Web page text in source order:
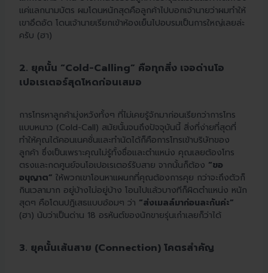
แค่แลกนามบัตร ผมโดนหนักสุดคือลูกค้าไปบอกเจ้านายว่าผมทำให้
เขาอึดอัด โดนเจ้านายเรียกเข้าห้องเย็นไปอบรมเป็นการใหญ่เลยล่ะ
ครับ (ฮา)
2. ยุคนั้น “Cold-Calling” คือทุกสิ่ง เจอด่านโอ
เปอเรเตอร์สุดโหดก่อนเสมอ
การโทรหาลูกค้ามุ่งหวังทั้งๆ ที่ไม่เคยรู้จักมาก่อนเรียกว่าการโทร
แบบหนาว (Cold-Call) สมัยนั้นจนถึงปัจจุบันนี้ สิ่งที่ง่ายที่สุดที่
ทำให้คุณได้คอนเนคชั่นและทำนัดได้ก็คือการโทรเข้าบริษัทของ
ลูกค้า ซึ่งเป็นเพราะคุณไม่รู้ทั้งชื่อและตำแหน่ง คุณเลยต้องโทร
ตรงและกดศูนย์จนโอเปอเรเตอร์รับสาย จากนั้นก็ต้อง “ขอ
อนุญาต” ให้พวกเขาโอนหาแผนกที่คุณต้องการคุย กว่าจะถึงตัวก็
กินเวลามาก อยู่บ้างไม่อยู่บ้าง โอนไปแล้วบางทีก็ผิดตำแหน่ง หนัก
สุดๆ คือโดนปฎิเสธแบบอ้อมๆ ว่า “ส่งเมลล์มาก่อนละกันค่ะ”
(ฮา) นับว่าเป็นด่าน 18 อรหันต์ของนักขายรุ่นเก๋าเลยก็ว่าได้
3. ยุคนั้นเส้นสาย (Connection) โคตรสำคัญ